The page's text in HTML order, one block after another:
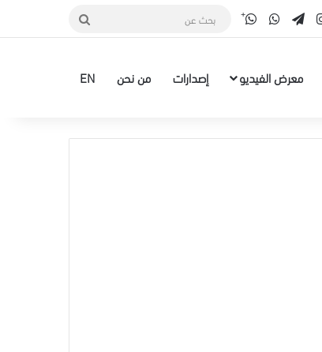
انستقرام
تيلقرامواتسابقناة الواتس أب
بحث
معرض الفيديو إصدارات من نحن EN